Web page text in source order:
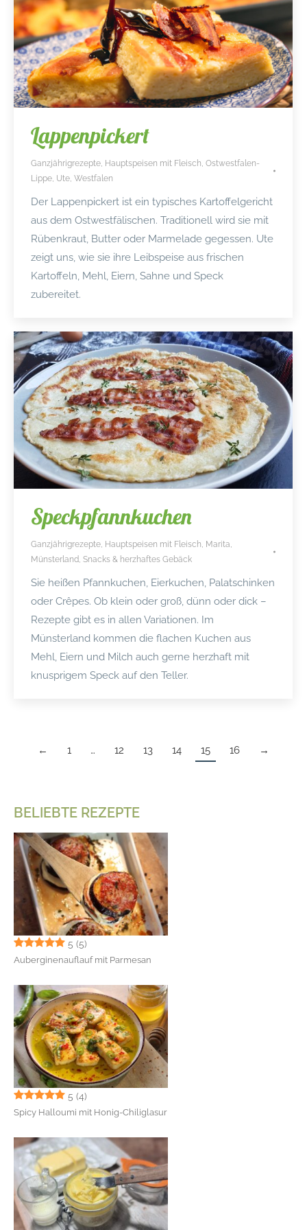
Lappenpickert
Ganzjährigrezepte Hauptspeisen mit Fleisch Ostwestfalen-
Lippe Ute Westfalen
Der Lappenpickert ist ein typisches Kartoffelgericht
aus dem Ostwestfälischen. Traditionell wird sie mit
Rübenkraut, Butter oder Marmelade gegessen. Ute
zeigt uns, wie sie ihre Leibspeise aus frischen
Kartoffeln, Mehl, Eiern, Sahne und Speck
zubereitet.
Speckpfannkuchen
Ganzjährigrezepte, Hauptspeisen mit Fleisch, Marita,
Münsterland, Snacks & herzhaftes Gebäck
Sie heißen Pfannkuchen, Eierkuchen, Palatschinken
oder Crêpes. Ob klein oder groß, dünn oder dick –
Rezepte gibt es in allen Variationen. Im
Münsterland kommen die flachen Kuchen aus
Mehl, Eiern und Milch auch gerne herzhaft mit
knusprigem Speck auf den Teller.
← 1 … 12 13 14 15 16 →
BELIEBTE REZEPTE
5 (5)
Auberginenauflauf mit Parmesan
5 (4)
Spicy Halloumi mit Honig-Chiliglasur